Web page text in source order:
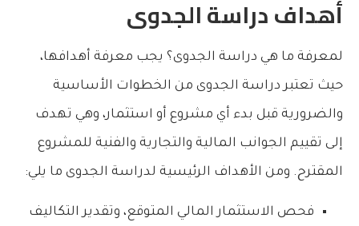
أهداف دراسة الجدوى
لمعرفة ما هي دراسة الجدوى؟ يجب معرفة أهدافها،
حيث تعتبر دراسة الجدوى من الخطوات الأساسية
والضرورية قبل بدء أي مشروع أو استثمار، وهي تهدف
إلى تقييم الجوانب المالية والتجارية والفنية للمشروع
المقترح. ومن الأهداف الرئيسية لدراسة الجدوى ما يلي:
فحص الاستثمار المالي المتوقع، وتقدير التكاليف